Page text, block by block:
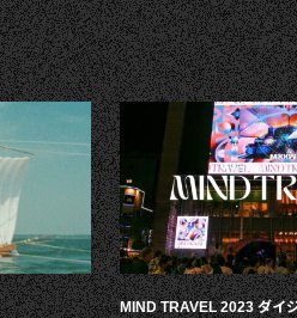
MIND TRAVEL 2023 ダイ